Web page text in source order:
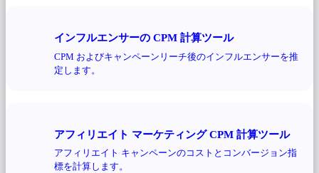
インフルエンサーの CPM 計算ツール
CPM およびキャンペーンリーチ後のインフルエンサーを推
定します。
アフィリエイト マーケティング CPM 計算ツール
アフィリエイト キャンペーンのコストとコンバージョン指
標を計算します。